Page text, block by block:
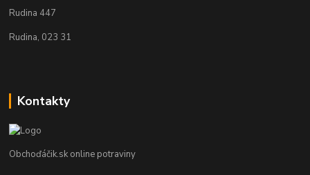
Rudina 447
Rudina, 023 31
Kontakty
Obchoďáčik.sk online potraviny